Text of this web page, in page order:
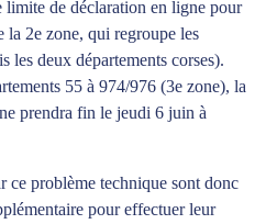
limite de déclaration en ligne pour
la 2e zone, qui regroupe les
les deux départements corses).
55 à 974/976 (3e zone), la
prendra fin le jeudi 6 juin à
ce problème technique sont donc
pour effectuer leur